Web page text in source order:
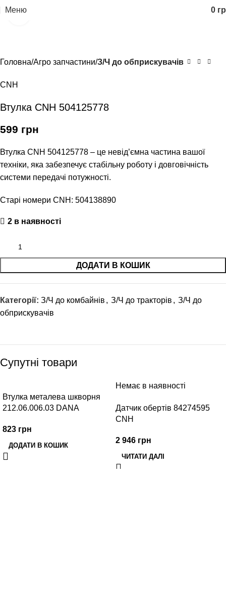
Меню 0
Головна Агро запчастини З/Ч до обприскувачів
CNH
Втулка CNH 504125778
599 грн
Втулка CNH 504125778 – це невід’ємна частина вашої
техніки, яка забезпечує стабільну роботу і довговічність
системи передачі потужності.
Старі номери CNH: 504138890
2 в наявності
ДОДАТИ В КОШИК
Категорії: З/Ч до комбайнів , З/Ч до тракторів , З/Ч до
обприскувачів
Супутні товари
Втулка металева шкворня
212.06.006.03 DANA
823 грн
ДОДАТИ В КОШИК
Немає в наявності
Датчик обертів 84274595
CNH
2 946 грн
ЧИТАТИ ДАЛІ